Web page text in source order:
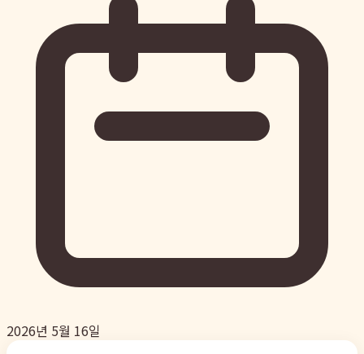
2026년 5월 16일